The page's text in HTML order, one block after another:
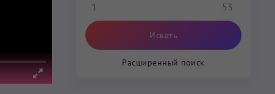
1
53
Расширенный поиск